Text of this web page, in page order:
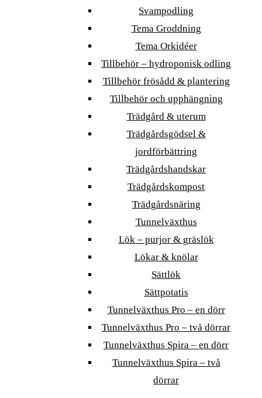
Svampodling
Tema Groddning
Tema Orkidéer
Tillbehör – hydroponisk odling
Tillbehör frösådd & plantering
Tillbehör och upphängning
Trädgård & uterum
Trädgårdsgödsel &
jordförbättring
Trädgårdshandskar
Trädgårdskompost
Trädgårdsnäring
Tunnelväxthus
Lök – purjor & gräslök
Lökar & knölar
Sättlök
Sättpotatis
Tunnelväxthus Pro – en dörr
Tunnelväxthus Pro – två dörrar
Tunnelväxthus Spira – en dörr
Tunnelväxthus Spira – två
dörrar